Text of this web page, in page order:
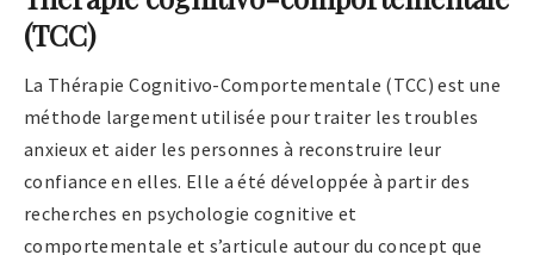
(TCC)
La Thérapie Cognitivo-Comportementale (TCC) est une
méthode largement utilisée pour traiter les troubles
anxieux et aider les personnes à reconstruire leur
confiance en elles. Elle a été développée à partir des
recherches en psychologie cognitive et
comportementale et s’articule autour du concept que